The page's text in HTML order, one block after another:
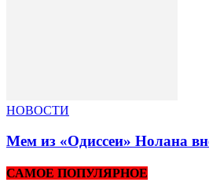
НОВОСТИ
Мем из «Одиссеи» Нолана
САМОЕ ПОПУЛЯРНОЕ